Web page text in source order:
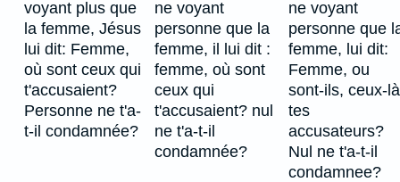
voyant plus que
la femme, Jésus
lui dit: Femme,
où sont ceux qui
t'accusaient?
Personne ne t'a-
t-il condamnée?
ne voyant
personne que la
femme, il lui dit :
femme, où sont
ceux qui
t'accusaient? nul
ne t'a-t-il
condamnée?
ne voyant
personne que
femme, lui dit:
Femme, ou
sont-ils, ceux-
tes
accusateurs?
Nul ne t'a-t-il
condamnee?